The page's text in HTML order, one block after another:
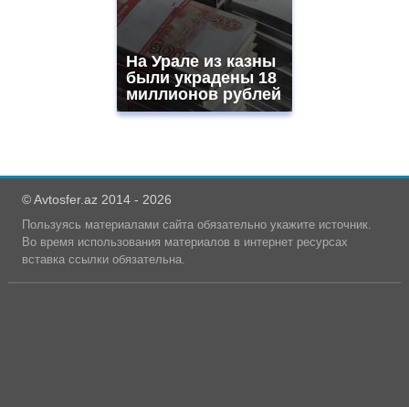
На Урале из казны
были украдены 18
миллионов рублей
© Avtosfer.az 2014 - 2026
Пользуясь материалами сайта обязательно укажите источник.
Во время использования материалов в интернет ресурсах
вставка ссылки обязательна.